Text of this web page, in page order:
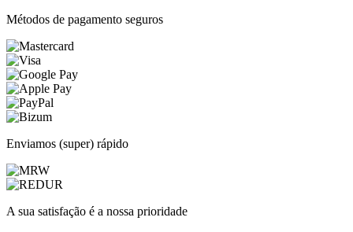
Métodos de pagamento seguros
Enviamos (super) rápido
A sua satisfação é a nossa prioridade